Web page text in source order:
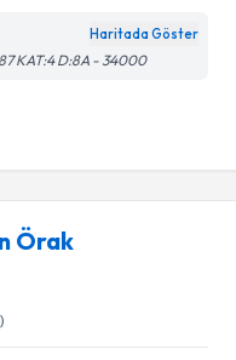
Haritada Göster
KAT:4 D:8A - 34000
Örak